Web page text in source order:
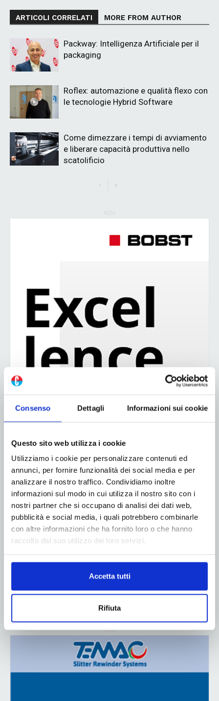
Consenso Dettagli Informazioni sui cookie
Questo sito web utilizza i cookie
Utilizziamo i cookie per personalizzare contenuti ed
annunci, per fornire funzionalità dei social media e per
analizzare il nostro traffico. Condividiamo inoltre
informazioni sul modo in cui utilizza il nostro sito con i
nostri partner che si occupano di analisi dei dati web,
pubblicità e social media, i quali potrebbero combinarle
con altre informazioni che ha fornito loro o che hanno
raccolto dal suo utilizzo dei loro servizi.
Accetta tutti
Rifiuta
ARTICOLI CORRELATI MORE FROM AUTHOR
Packway: Intelligenza Artificiale per il
packaging
Roflex: automazione e qualità flexo con
le tecnologie Hybrid Software
Come dimezzare i tempi di avviamento
e liberare capacità produttiva nello
scatolificio
ADV